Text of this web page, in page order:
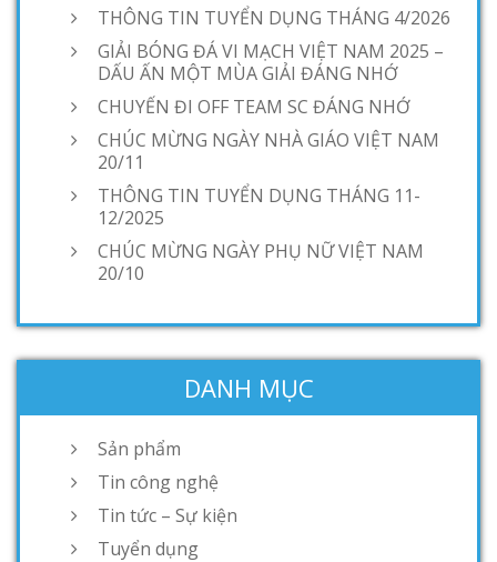
THÔNG TIN TUYỂN DỤNG THÁNG 4/2026
GIẢI BÓNG ĐÁ VI MẠCH VIỆT NAM 2025 –
DẤU ẤN MỘT MÙA GIẢI ĐÁNG NHỚ
CHUYẾN ĐI OFF TEAM SC ĐÁNG NHỚ
CHÚC MỪNG NGÀY NHÀ GIÁO VIỆT NAM
20/11
THÔNG TIN TUYỂN DỤNG THÁNG 11-
12/2025
CHÚC MỪNG NGÀY PHỤ NỮ VIỆT NAM
20/10
DANH MỤC
Sản phẩm
Tin công nghệ
Tin tức – Sự kiện
Tuyển dụng